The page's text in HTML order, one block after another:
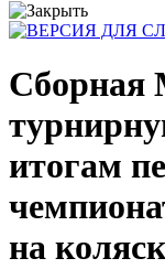
Сборная
итогам
на